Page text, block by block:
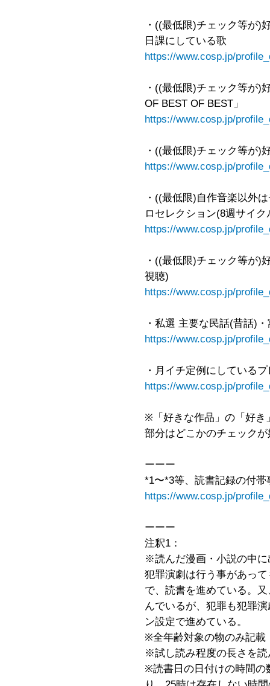
・((最低限)チェック等が)
日課にしている歌
https://www.cosp.jp/
・((最低限)チェック等が)
OF BEST OF BEST」
https://www.cosp.jp/
・((最低限)チェック等が)
https://www.cosp.jp/
・((最低限)自作音楽以外
ロセレクション(8週サイク
https://www.cosp.jp/
・((最低限)チェック等が)
視聴)
https://www.cosp.jp/
・私選 主要な民話(昔話)
https://www.cosp.jp/
・月イチ定例にしている
https://www.cosp.jp/
※「好きな作品」の「好き
部分はどこかのチェック
ーーー
*1〜*3等、読書記録の付
https://www.cosp.jp/
ーーー
注釈1：
※読んだ漫画・小説の中
犯罪演劇は行う事があっ
で、読書を進めている。
んでいるが、犯罪も犯罪
ン設定で進めている。
※全年齢対象の物のみ記載
※試し読み程度の長さを読
※読書日の日付けの時間の